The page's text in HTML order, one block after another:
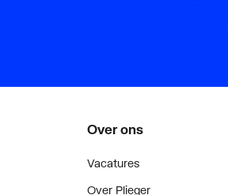
Over ons
Vacatures
Over Plieger